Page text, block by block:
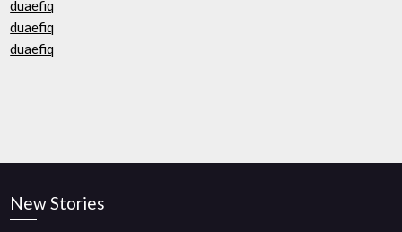
duaefiq
duaefiq
duaefiq
New Stories